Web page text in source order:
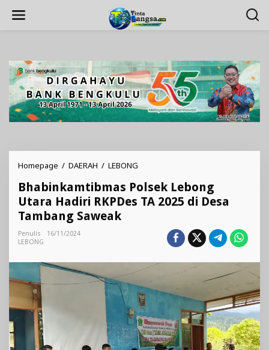
Homepage / DAERAH / LEBONG
Lebong
Utara
Hadiri
Desa
Tambang
Saweak
Bhabinkamtibmas Polsek Lebong
Utara Hadiri RKPDes TA 2025 di Desa
Tambang Saweak
Penulis
16/11/2024
LEBONG